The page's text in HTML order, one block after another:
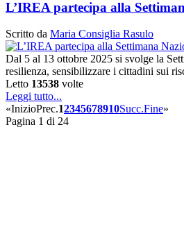
L’IREA partecipa alla
Scritto da Maria Consiglia Rasulo
Dal 5 al 13 ottobre 2025 si svolge la
resilienza, sensibilizzare i cittadini sui
Letto 13538 volte
Leggi tutto...
«InizioPrec.12345678910Succ.Fine»
Pagina 1 di 24